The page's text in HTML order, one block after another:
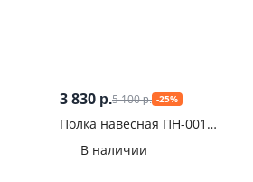
3 830 р.5 100р. -25%
Полка навесная ПН-001
голубой
В наличии